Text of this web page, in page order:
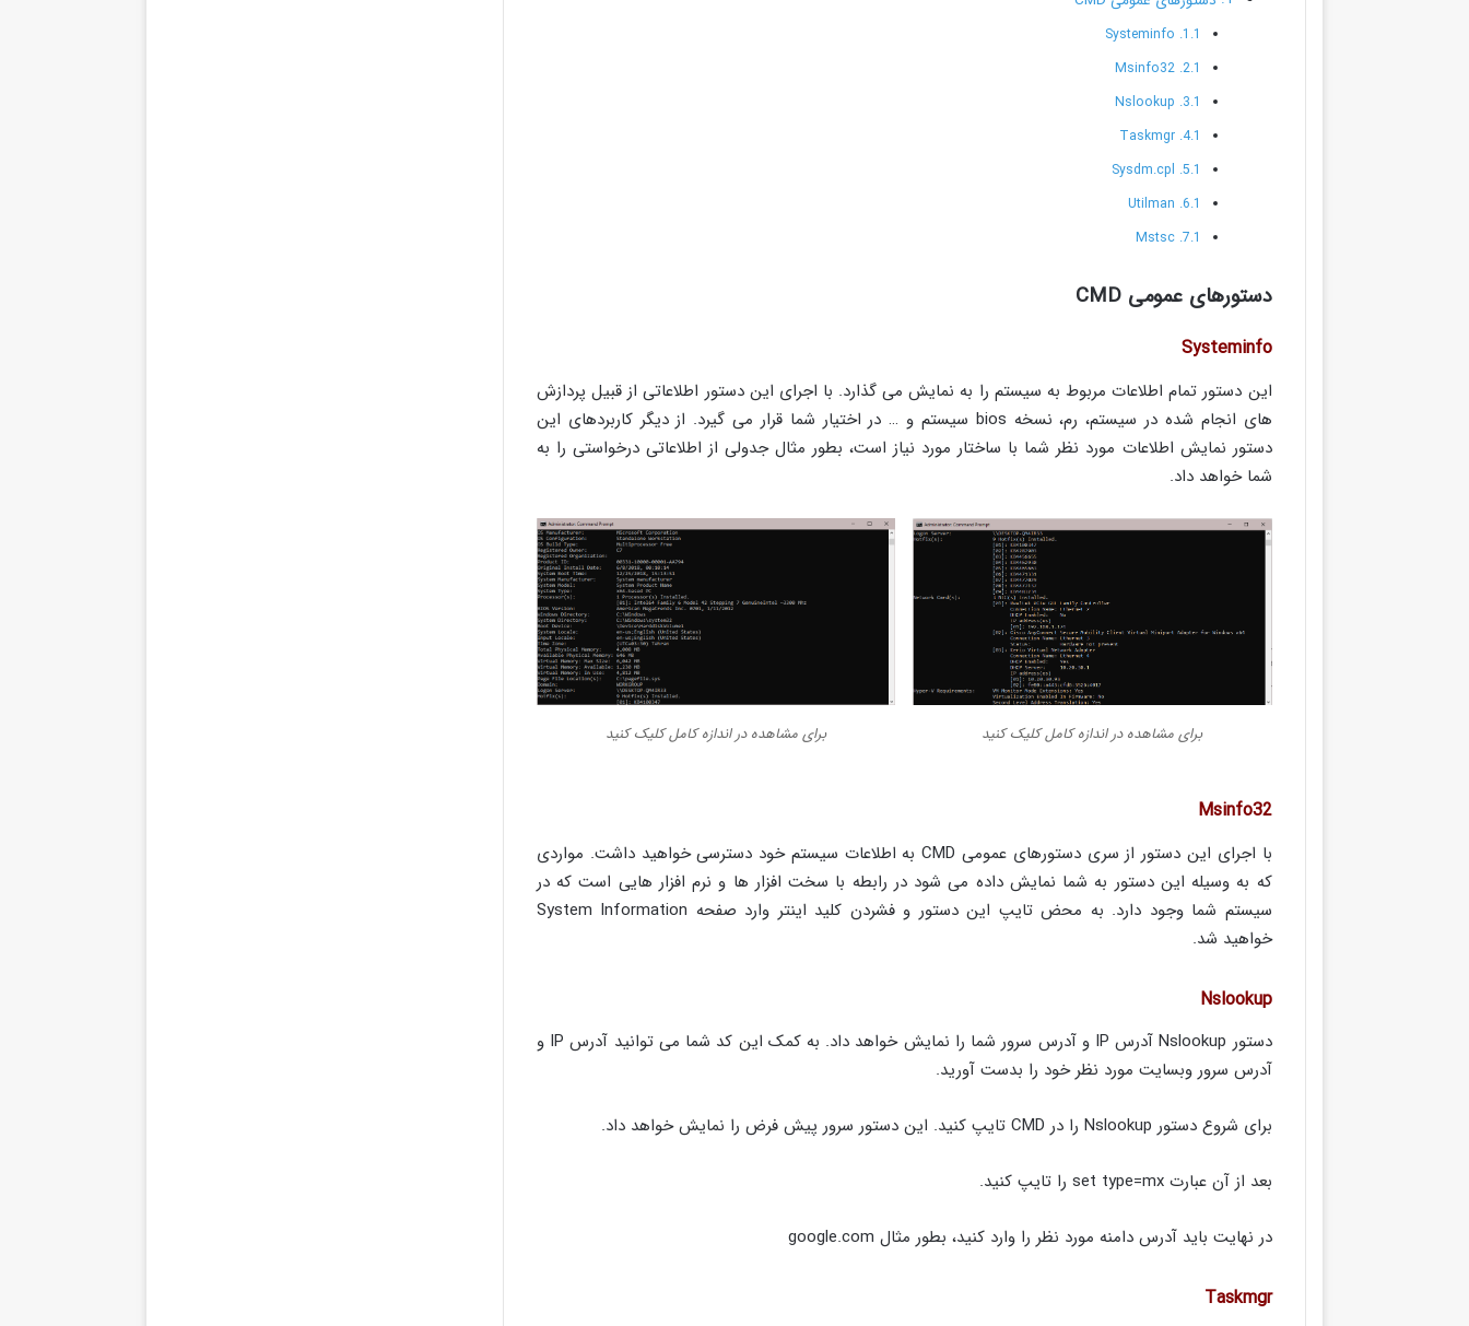
Systeminfo
Msinfo32
Nslookup
Taskmgr
Sysdm.cpl
Utilman
Mstsc
دستورهای عمومی CMD
Systeminfo
این دستور تمام اطلاعات مربوط به سیستم را به نمایش می گذارد. با اجرای این دستور اطلاعاتی از قبیل پردازش
های انجام شده در سیستم، رم، نسخه bios سیستم و … در اختیار شما قرار می گیرد. از دیگر کاربردهای این
دستور نمایش اطلاعات مورد نظر شما با ساختار مورد نیاز است، بطور مثال جدولی از اطلاعاتی درخواستی را به
شما خواهد داد.
برای مشاهده در اندازه کامل کلیک کنید برای مشاهده در اندازه کامل کلیک کنید
Msinfo32
با اجرای این دستور از سری دستورهای عمومی CMD به اطلاعات سیستم خود دسترسی خواهید داشت. مواردی
که به وسیله این دستور به شما نمایش داده می شود در رابطه با سخت افزار ها و نرم افزار هایی است که در
سیستم شما وجود دارد. به محض تایپ این دستور و فشردن کلید اینتر وارد صفحه System Information
خواهید شد.
Nslookup
دستور Nslookup آدرس IP و آدرس سرور شما را نمایش خواهد داد. به کمک این کد شما می توانید آدرس IP و
آدرس سرور وبسایت مورد نظر خود را بدست آورید.
برای شروع دستور Nslookup را در CMD تایپ کنید. این دستور سرور پیش فرض را نمایش خواهد داد.
بعد از آن عبارت set type=mx را تایپ کنید.
در نهایت باید آدرس دامنه مورد نظر را وارد کنید، بطور مثال google.com
Taskmgr